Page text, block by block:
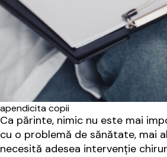
apendicita copii
Ca părinte, nimic nu este mai
cu o problemă de sănătate, mai
necesită adesea intervenție